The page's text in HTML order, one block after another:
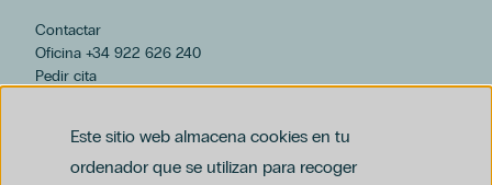
Este sitio web almacena cookies en tu
ordenador que se utilizan para recoger
Contactar
Oficina +34 922 626 240
Pedir cita